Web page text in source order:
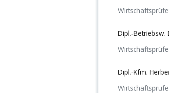
Dipl.-Betriebsw.
Dipl.-Kfm.